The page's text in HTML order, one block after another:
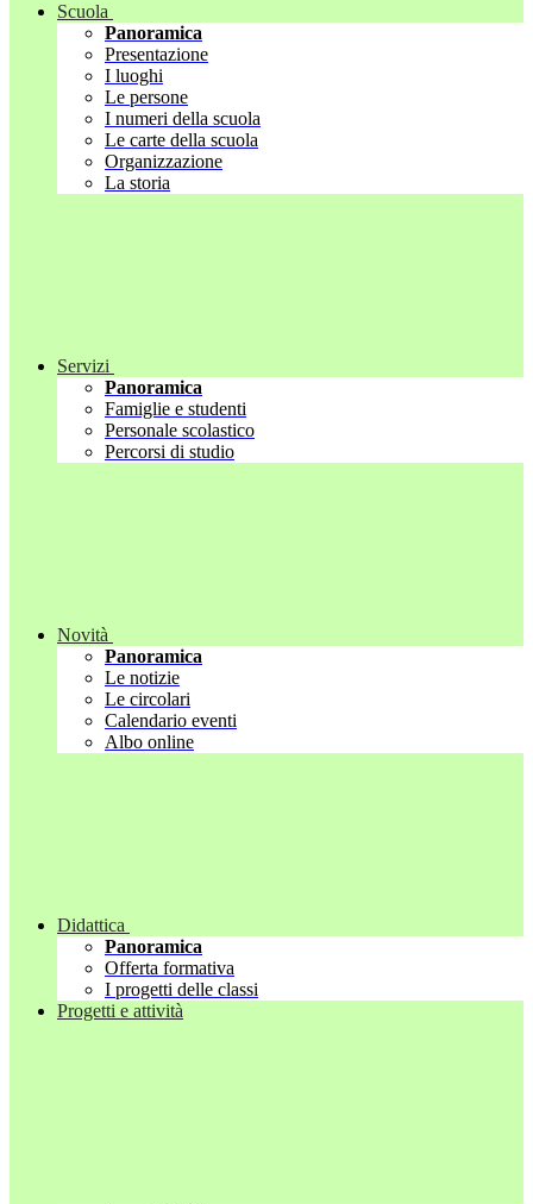
Scuola
Panoramica
Presentazione
I luoghi
Le persone
I numeri della scuola
Le carte della scuola
Organizzazione
La storia
Servizi
Panoramica
Famiglie e studenti
Personale scolastico
Percorsi di studio
Novità
Panoramica
Le notizie
Le circolari
Calendario eventi
Albo online
Didattica
Panoramica
Offerta formativa
I progetti delle classi
Progetti e attività